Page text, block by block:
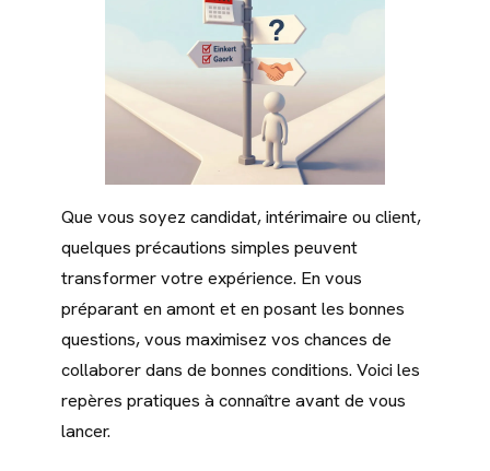
Que vous soyez candidat, intérimaire ou client,
quelques précautions simples peuvent
transformer votre expérience. En vous
préparant en amont et en posant les bonnes
questions, vous maximisez vos chances de
collaborer dans de bonnes conditions. Voici les
repères pratiques à connaître avant de vous
lancer.